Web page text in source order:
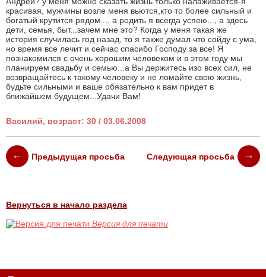
красивая, мужчины возле меня вьются,кто то более сильный и
богатый крутится рядом..., а родить я всегда успею..., а здесь
дети, семья, быт...зачем мне это? Когда у меня такая же
история случилась год назад, то я также думал что сойду с ума,
но время все лечит и сейчас спасибо Господу за все! Я
познакомился с очень хорошим человеком и в этом году мы
планируем свадьбу и семью...а Вы держитесь изо всех сил, не
возвращайтесь к такому человеку и не ломайте свою жизнь,
будьте сильными и ваше обязательно к вам придет в
ближайшем будущем...Удачи Вам!
Василий, возраст: 30 / 03.06.2008
Предыдущая просьба Следующая просьба
Вернуться в начало раздела
Версия для печати